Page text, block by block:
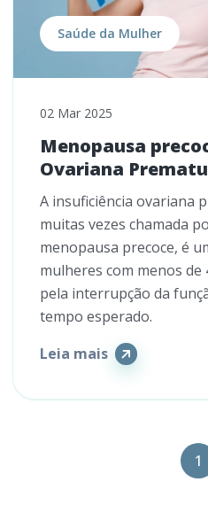
Saúde da Mulher
02 Mar 2025
Menopausa
Ovariana
A insuficiência ovariana
muitas vezes chamada
menopausa precoce, é
mulheres com menos de
pela interrupção da
tempo esperado.
Leia mais
1